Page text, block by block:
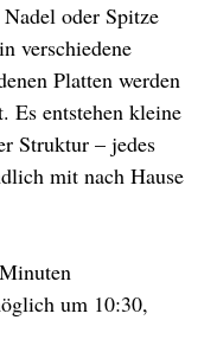
oder Spitze
verschiedene
Platten werden
Es entstehen kleine
Struktur – jedes
mit nach Hause
um 10:30,